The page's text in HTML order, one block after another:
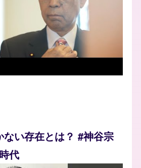
い存在とは？ #神谷宗
代